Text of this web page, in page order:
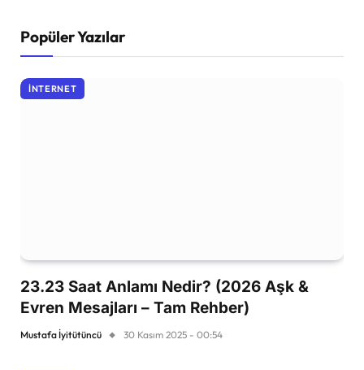
Popüler Yazılar
İNTERNET
23.23 Saat Anlamı Nedir? (2026 Aşk &
Evren Mesajları – Tam Rehber)
Mustafa İyitütüncü 30 Kasım 2025 - 00:54